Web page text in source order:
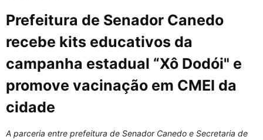
Prefeitura de Senador Canedo
recebe kits educativos da
campanha estadual “Xô Dodói" e
promove vacinação em CMEI da
cidade
A parceria entre prefeitura de Senador Canedo e Secretaria de